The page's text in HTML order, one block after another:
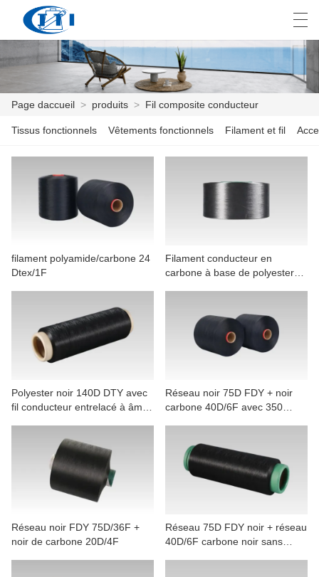
PAGE DACCUEIL
PERSONNALISATION
NOUVELLES
CONTACTEZ NOUS
VIDÉOS
العربية česky Deutsch
Page daccueil > produits > Fil composite conducteur
Tissus fonctionnels Vêtements fonctionnels Filament et fil
filament polyamide/carbone 24
Dtex/1F
Filament conducteur en
carbone à base de polyester
Polyester noir 140D DTY avec
fil conducteur entrelacé à âme
Réseau noir 75D FDY + noir
carbone 40D/6F avec 350
Réseau noir FDY 75D/36F +
noir de carbone 20D/4F
Réseau 75D FDY noir + réseau
40D/6F carbone noir sans